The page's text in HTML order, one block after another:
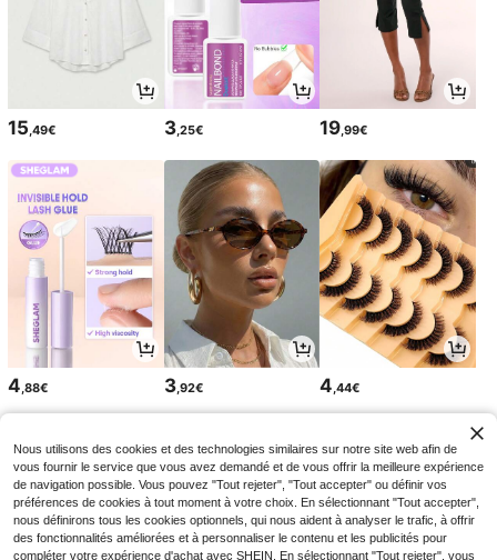
15 ,49€ 3,25€ 19 ,99€
4 ,88€ 3,92€ 4 ,44€
Nous utilisons des cookies et des technologies similaires sur notre site web afin de
vous fournir le service que vous avez demandé et de vous offrir la meilleure expérience
de navigation possible. Vous pouvez "Tout rejeter", "Tout accepter" ou définir vos
préférences de cookies à tout moment à votre choix. En sélectionnant "Tout accepter",
nous définirons tous les cookies optionnels, qui nous aident à analyser le trafic, à offrir
des fonctionnalités améliorées et à personnaliser le contenu et les publicités pour
compléter votre expérience d'achat avec SHEIN. En sélectionnant "Tout rejeter", vous